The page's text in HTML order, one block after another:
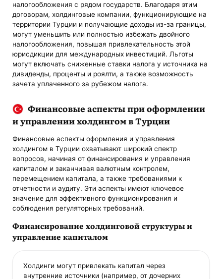
налогообложения с рядом государств. Благодаря этим
договорам, холдинговые компании, функционирующие на
территории Турции и получающие доходы из-за границы,
могут уменьшить или полностью избежать двойного
налогообложения, повышая привлекательность этой
юрисдикции для международных инвестиций. Льготы
могут включать сниженные ставки налога у источника на
дивиденды, проценты и роялти, а также возможность
зачета уплаченного за рубежом налога.
Финансовые аспекты при оформлении
и управлении холдингом в Турции
Финансовые аспекты оформления и управления
холдингом в Турции охватывают широкий спектр
вопросов, начиная от финансирования и управления
капиталом и заканчивая валютным контролем,
перемещением капитала, а также требованиями к
отчетности и аудиту. Эти аспекты имеют ключевое
значение для эффективного функционирования и
соблюдения регуляторных требований.
Финансирование холдинговой структуры и
управление капиталом
Холдинги могут привлекать капитал через
внутренние источники (например, от дочерних